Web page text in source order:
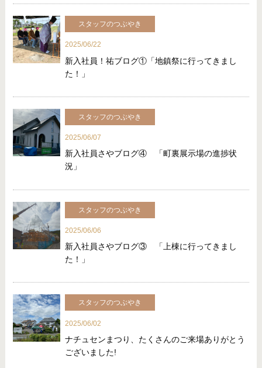
スタッフのつぶやき
2025/06/22
新入社員！祐ブログ①「地鎮祭に行ってきまし
た！」
スタッフのつぶやき
2025/06/07
新入社員さやブログ④ 「町裏展示場の進捗状
況」
スタッフのつぶやき
2025/06/06
新入社員さやブログ③ 「上棟に行ってきまし
た！」
スタッフのつぶやき
2025/06/02
ナチュセンまつり、たくさんのご来場ありがとう
ございました!